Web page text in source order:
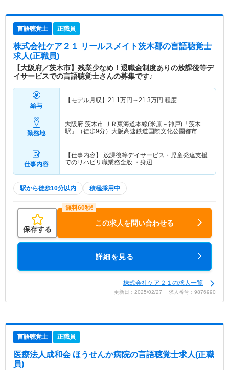
言語聴覚士 正職員
株式会社ケア２１ リールスメイト茨木郡の言語聴覚士
求人(正職員)
【大阪府／茨木市】残業少なめ！退職金制度ありの放課後等デ
イサービスでの言語聴覚士さんの募集です♪
給与
【モデル月収】 21.1万円～21.3万円 程度
勤務地
大阪府 茨木市 ＪＲ東海道本線(米原－神戸)「茨木
駅」（徒歩9分）大阪高速鉄道国際文化公園都市モ
仕事内容
【仕事内容】 放課後等デイサービス・児童発達支援
でのリハビリ職業務全般 ・身辺…
駅から徒歩10分以内 積極採用中
保存する
この求人を問い合わせる
詳細を見る
株式会社ケア２１の求人一覧
更新日：2025/02/27 求人番号：9876990
言語聴覚士 正職員
医療法人成和会 ほうせんか病院の言語聴覚士求人(正職
員)